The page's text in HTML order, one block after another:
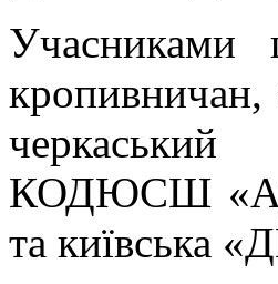
Учасниками
кропивничан,
черкаський
КОДЮСШ
та київська